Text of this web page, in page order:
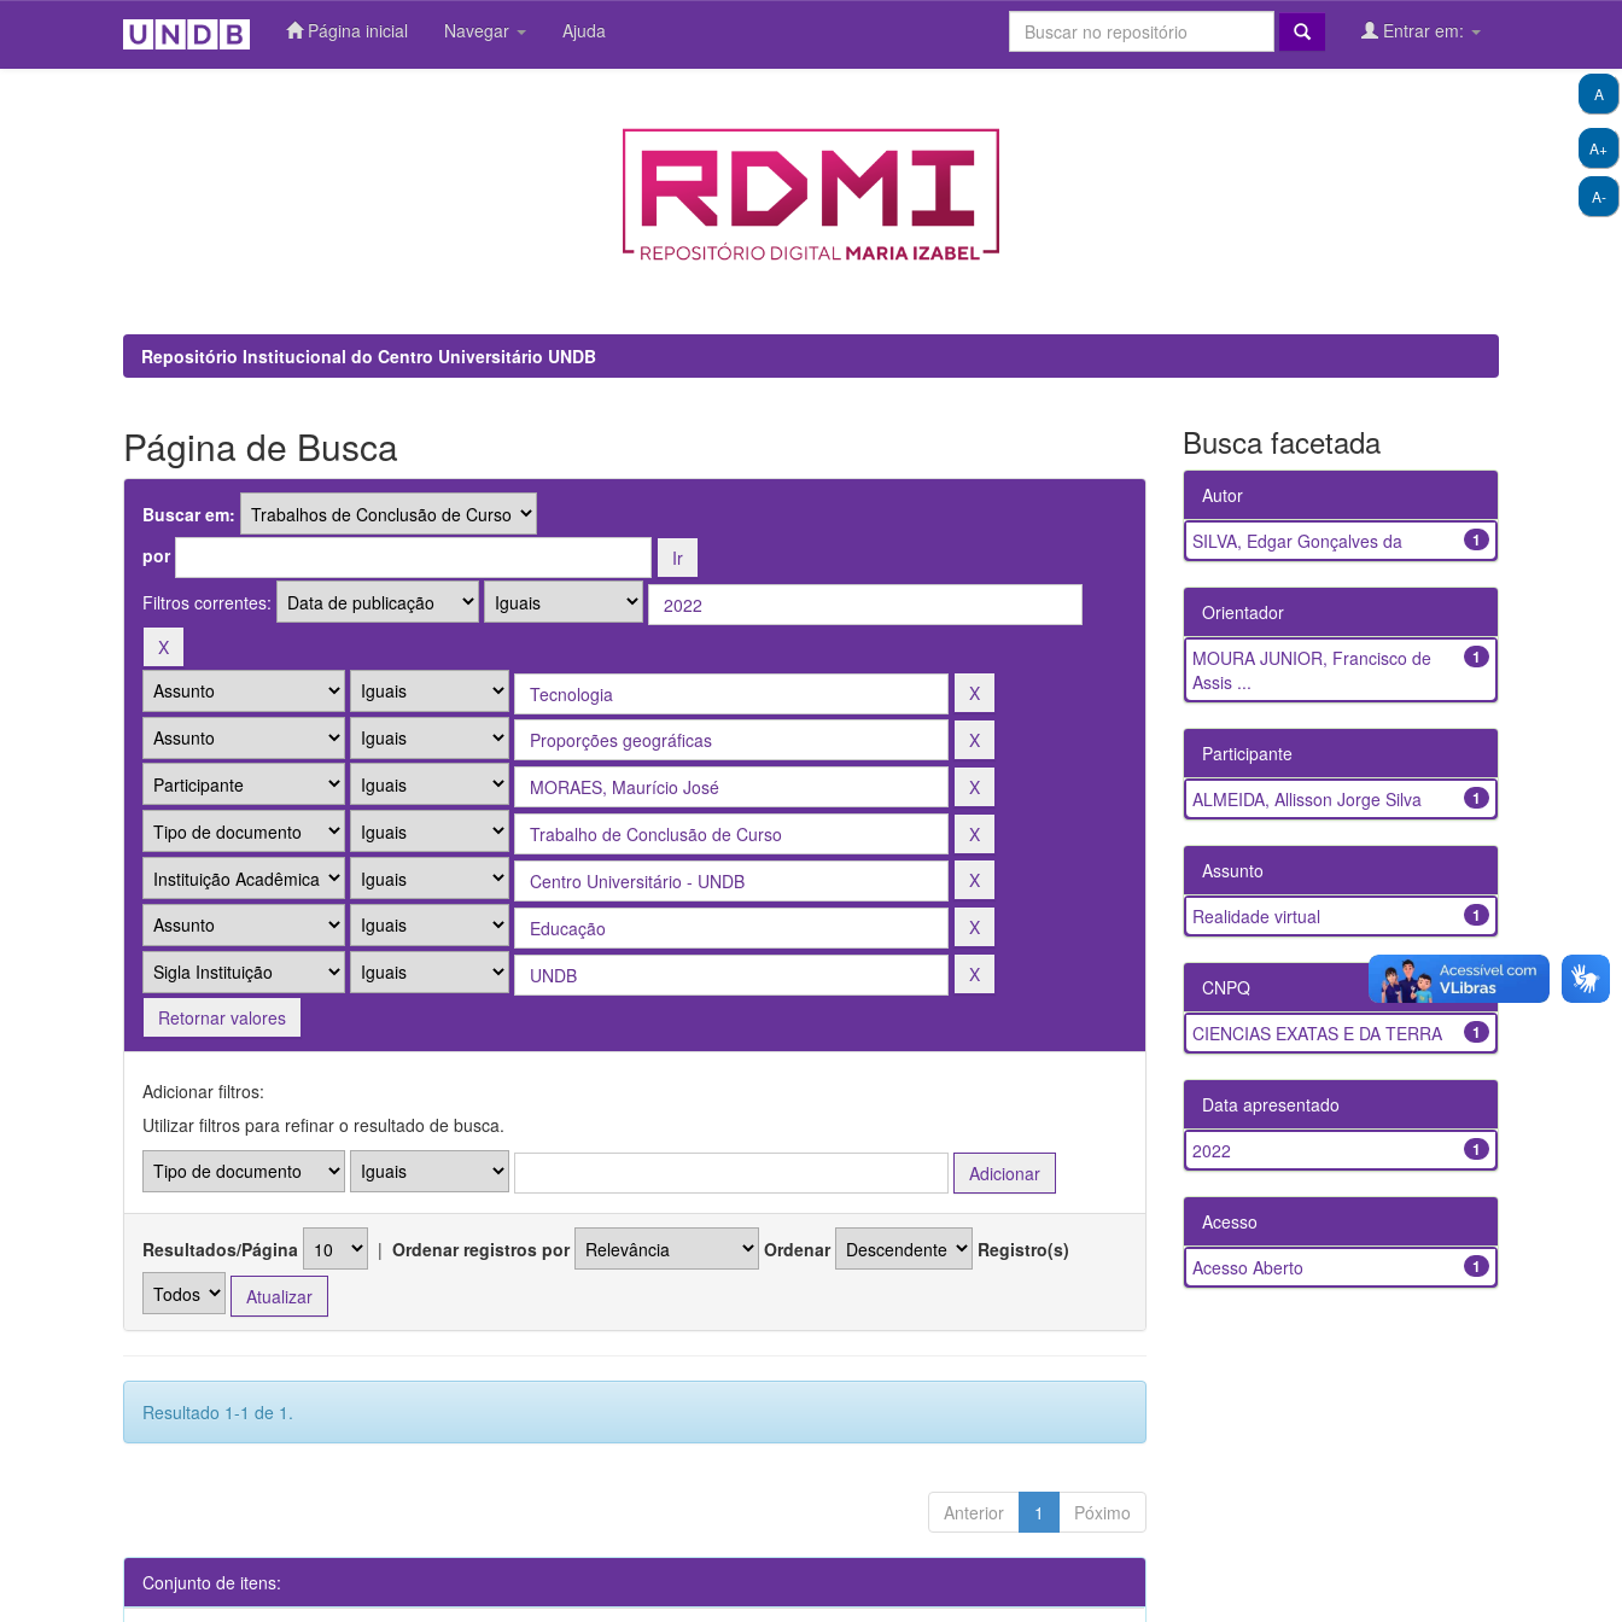
Página inicial Navegar Ajuda Entrar em:
A+
A-
A
Repositório Institucional do Centro Universitário UNDB
Página de Busca
Buscar em:
por
Filtros correntes:
Retornar valores
Adicionar filtros:
Utilizar filtros para refinar o resultado de busca.
Resultados/Página | Ordenar registros por Ordenar Registro(s)
Resultado 1-1 de 1.
Anterior 1 Póximo
Conjunto de itens:
Busca facetada
Autor
1
SILVA, Edgar Gonçalves da
Orientador
1
MOURA JUNIOR, Francisco de
Assis ...
Participante
1
ALMEIDA, Allisson Jorge Silva
Assunto
1
Realidade virtual
CNPQ
1
CIENCIAS EXATAS E DA TERRA
Data apresentado
1
2022
Acesso
1
Acesso Aberto